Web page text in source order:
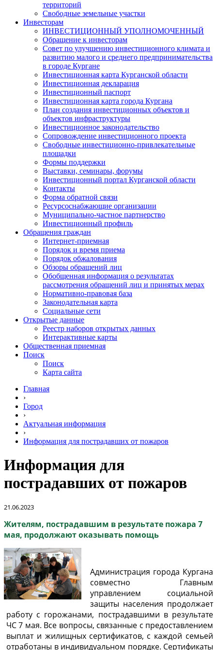
территорий
Свободные земельные участки
Инвесторам
ИНВЕСТИЦИОННЫЙ УПОЛНОМОЧЕННЫЙ
Обращение к инвесторам
Совет по улучшению инвестиционного климата и
развитию малого и среднего предпринимательства
в городе Кургане
Инвестиционная карта Курганской области
Инвестиционная декларация
Инвестиционный паспорт
Инвестиционная карта города Кургана
План создания инвестиционных объектов и
объектов инфраструктуры
Инвестиционное законодательство
Сопровождение инвестиционного проекта
Свободные инвестиционно-привлекательные
площадки
Формы поддержки
Выставки, семинары, форумы
Инвестиционный портал Курганской области
Контакты
Форма обратной связи
Ресурсоснабжающие организации
Муниципально-частное партнерство
Инвестиционный профиль
Обращения граждан
Интернет-приемная
Порядок и время приема
Порядок обжалования
Обзоры обращений лиц
Обобщенная информация о результатах
рассмотрения обращений лиц и принятых мерах
Нормативно-правовая база
Законодательная карта
Социальные сети
Открытые данные
Реестр наборов открытых данных
Интерактивные карты
Общественная приемная
Поиск
Поиск
Карта сайта
Главная
›
Город
›
Актуальная информация
›
Информация для пострадавших от пожаров
Информация для
пострадавших от пожаров
21.06.2023
Жителям, пострадавшим в результате пожара 7
мая, продолжают оказывать помощь
Администрация города Кургана
совместно Главным
управлением социальной
защиты населения продолжает
работу с горожанами, пострадавшими в результате
ЧС 7 мая. Все вопросы, связанные с предоставлением
выплат и жилищных сертификатов, с каждой семьей
отработаны в индивидуальном порядке. Сертификаты